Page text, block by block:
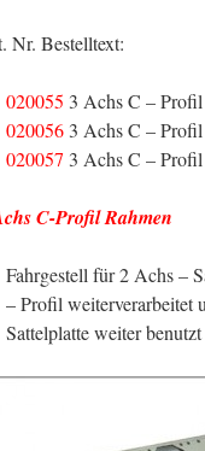
Nr. Bestelltext:
020055 3 Achs C –
020056 3 Achs C –
020057 3 Achs C –
C-Profil Rahmen
Fahrgestell für 2 Achs –
– Profil weiterverarbeitet
Sattelplatte weiter